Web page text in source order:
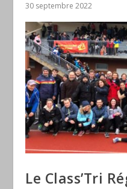
30 septembre 2022
Le Class’Tri